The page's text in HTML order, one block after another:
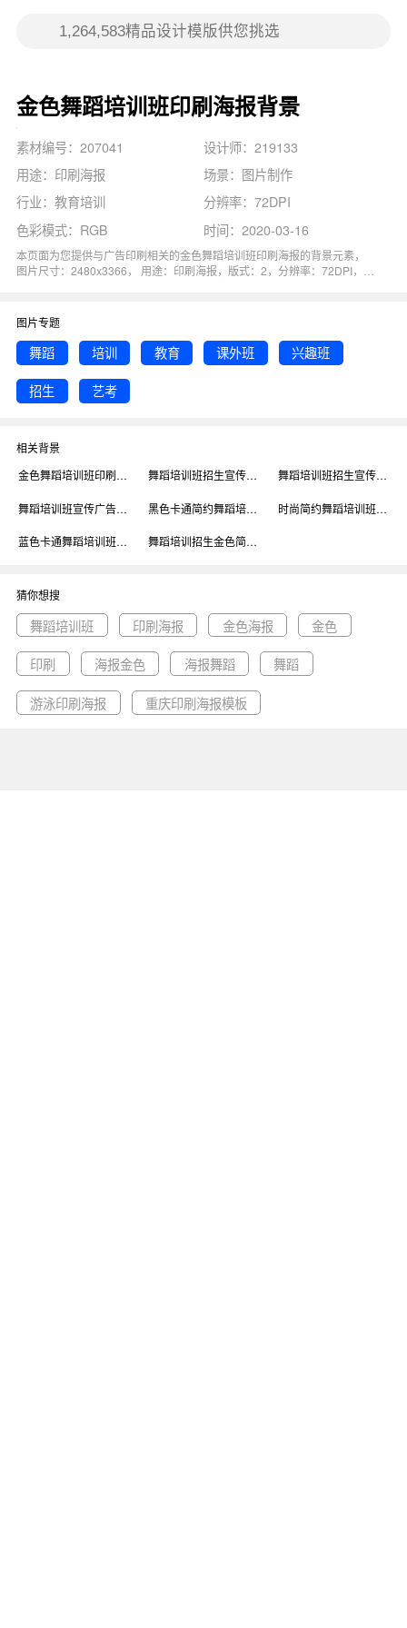
金色舞蹈培训班印刷海报背景
素材编号：207041
设计师：219133
用途：印刷海报
场景：图片制作
行业：教育培训
分辨率：72DPI
色彩模式：RGB
时间：2020-03-16
本页面为您提供与广告印刷相关的金色舞蹈培训班印刷海报的背景元素，
图片尺寸：2480x3366， 用途：印刷海报，版式：2，分辨率：72DPI，色
快点击编辑吧！
图片专题
舞蹈 培训 教育 课外班 兴趣班
招生 艺考
相关背景
金色舞蹈培训班印刷海报背景
舞蹈培训班招生宣传印刷海报背景 舞蹈培训班招生宣传促销印刷海报背景
舞蹈培训班宣传广告印刷海报背景 黑色卡通简约舞蹈培训班招生广告印刷海报背景 时尚简约舞蹈培训班印刷海报背景
蓝色卡通舞蹈培训班招生印刷海报背景 舞蹈培训招生金色简约宣传海报背景
猜你想搜
舞蹈培训班 印刷海报 金色海报 金色
印刷 海报金色 海报舞蹈 舞蹈
游泳印刷海报 重庆印刷海报模板